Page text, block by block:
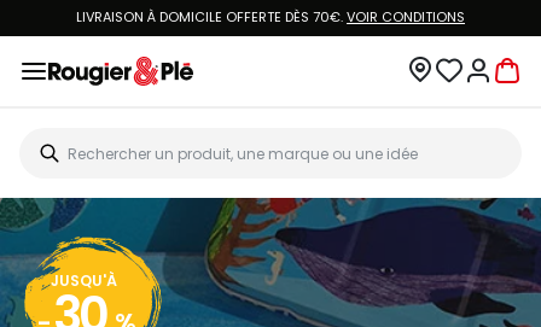
LIVRAISON À DOMICILE OFFERTE DÈS 70€.VOIR CONDITIONS
JUSQU'À